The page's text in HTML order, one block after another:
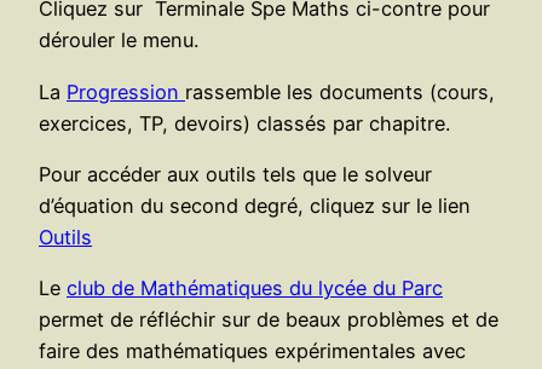
Cliquez sur Terminale Spe Maths ci-contre pour
dérouler le menu.
La Progression rassemble les documents (cours,
exercices, TP, devoirs) classés par chapitre.
Pour accéder aux outils tels que le solveur
d’équation du second degré, cliquez sur le lien
Outils
Le club de Mathématiques du lycée du Parc
permet de réfléchir sur de beaux problèmes et de
faire des mathématiques expérimentales avec